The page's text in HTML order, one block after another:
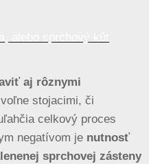
aj rôznymi
stojacimi, či
celkový proces
negatívom je nutnosť
sprchovej zásteny